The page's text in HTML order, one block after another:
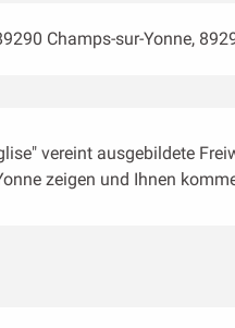
Champs-sur-Yonne,
vereint ausgebildete
zeigen und Ihnen